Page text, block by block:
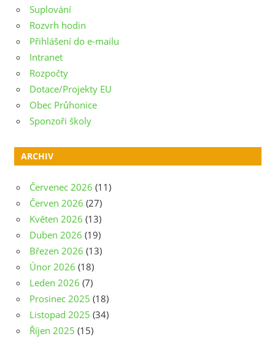
Suplování
Rozvrh hodin
Přihlášení do e-mailu
Intranet
Rozpočty
Dotace/Projekty EU
Obec Průhonice
Sponzoři školy
ARCHIV
Červenec 2026 (11)
Červen 2026 (27)
Květen 2026 (13)
Duben 2026 (19)
Březen 2026 (13)
Únor 2026 (18)
Leden 2026 (7)
Prosinec 2025 (18)
Listopad 2025 (34)
Říjen 2025 (15)